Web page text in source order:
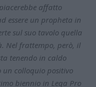
affatto
essere un propheta in
sul suo tavolo quella
Nel frattempo, però, il
tenendo in caldo
un colloquio positivo
biennio in Lega Pro